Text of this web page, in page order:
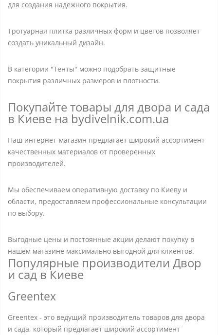
для создания надежного покрытия.
Тротуарная плитка различных форм и цветов позволяет
создать уникальный дизайн.
В категории "Тенты" можно подобрать защитные
покрытия различных размеров и плотности.
Покупайте товары для двора и сада
в Киеве на bydivelnik.com.ua
Наш интернет-магазин предлагает широкий ассортимент
качественных материалов от проверенных
производителей.
Мы обеспечиваем оперативную доставку по Киеву и
области, предоставляем профессиональные консультации
по выбору.
Выгодные цены и постоянные акции делают покупку в
нашем магазине максимально выгодной для клиентов.
Популярные производители Двор
и сад в Киеве
Greentex
Greentex - это ведущий производитель товаров для двора
и сада, который предлагает широкий ассортимент